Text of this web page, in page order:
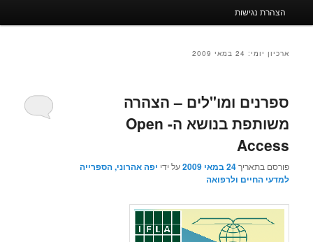
הצהרת נגישות
ארכיון יומי: 24 במאי 2009
ספרנים ומו"לים – הצהרה
משותפת בנושא ה- Open
Access
פורסם בתאריך24 במאי 2009 על ידי יפה אהרוני, הספרייה
למדעי החיים ולרפואה